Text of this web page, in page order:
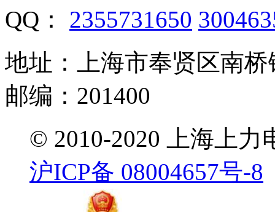
QQ： 2355731650
地址：上海市奉贤区南
邮编：201400
© 2010-2020 上海上
沪ICP备 08004657号-8